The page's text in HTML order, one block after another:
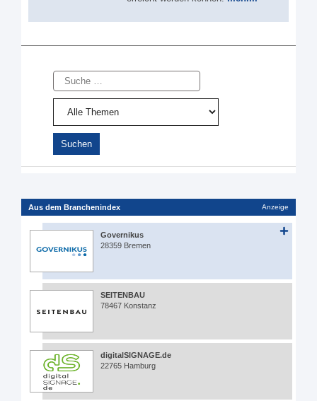
Suche
Aus dem Branchenindex Anzeige
Governikus
28359 Bremen
SEITENBAU
78467 Konstanz
digitalSIGNAGE.de
22765 Hamburg